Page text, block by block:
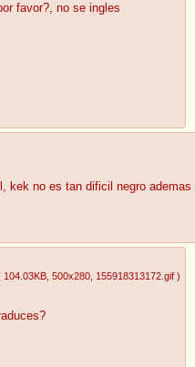
favor?, no se ingles
kek no es tan dificil negro
104.03KB , 500x280 , 155918313172.gif )